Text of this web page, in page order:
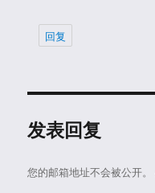
回复
发表回复
您的邮箱地址不会被公开。